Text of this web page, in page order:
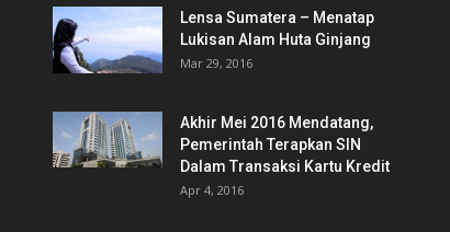
Lensa Sumatera – Menatap
Lukisan Alam Huta Ginjang
Mar 29, 2016
Akhir Mei 2016 Mendatang,
Pemerintah Terapkan SIN
Dalam Transaksi Kartu Kredit
Apr 4, 2016